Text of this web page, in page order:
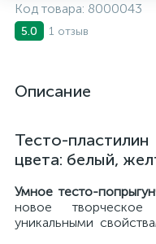
Код товара: 8000043
5.0 1 отзыв
Описание
Тесто-
цвета: белый,
Умное тесто-
новое
уникальными